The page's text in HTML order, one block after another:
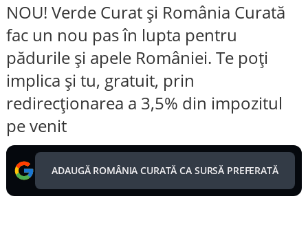
NOU! Verde Curat și România Curată
fac un nou pas în lupta pentru
pădurile și apele României. Te poți
implica și tu, gratuit, prin
redirecționarea a 3,5% din impozitul
pe venit
ADAUGĂ ROMÂNIA CURATĂ CA SURSĂ PREFERATĂ